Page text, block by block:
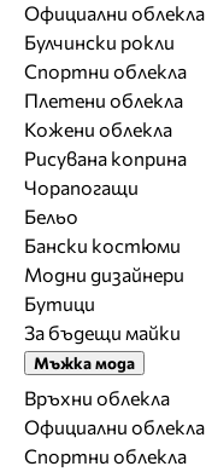
Официални облекла
Булчински рокли
Спортни облекла
Плетени облекла
Кожени облекла
Рисувана коприна
Чорапогащи
Бельо
Бански костюми
Модни дизайнери
Бутици
За бъдещи майки
Мъжка мода
Връхни облекла
Официални облекла
Спортни облекла